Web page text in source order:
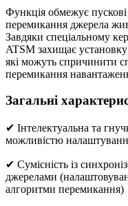
Функція обмежує
перемикання джерела
Завдяки спеціальному
ATSM захищає
які можуть спричинити
перемикання
Загальні
✔ Інтелектуальна та
можливістю
✔ Сумісність із
джерелами
алгоритми перемикання)